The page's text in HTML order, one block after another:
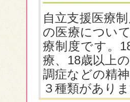
自立支援医療
の医療につい
療制度です。
療、18歳以上
調症などの精
３種類があり